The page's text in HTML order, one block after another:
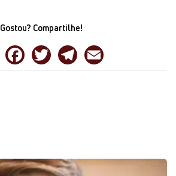
Gostou? Compartilhe!